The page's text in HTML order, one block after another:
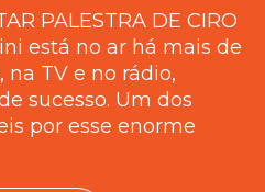
PALESTRA DE CIRO
está no ar há mais de
na TV e no rádio,
sucesso. Um dos
por esse enorme